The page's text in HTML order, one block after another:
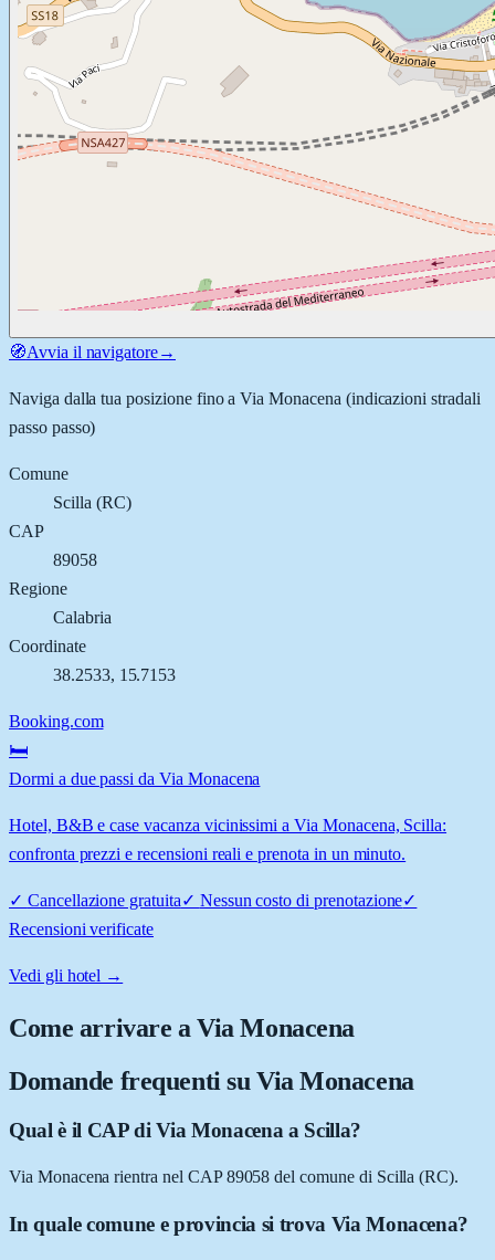
🧭Avvia il navigatore→
Naviga dalla tua posizione fino aVia Monacena (indicazioni stradali
passo passo)
Comune
Scilla (RC)
CAP
89058
Regione
Calabria
Coordinate
38.2533, 15.7153
Booking.com
🛏️
Dormi a due passi da Via Monacena
Hotel, B&B e case vacanza vicinissimi a Via Monacena, Scilla:
confronta prezzi e recensioni reali e prenota in un minuto.
✓ Cancellazione gratuita✓ Nessun costo di prenotazione✓
Recensioni verificate
Vedi gli hotel →
Come arrivare aVia Monacena
Domande frequenti su Via Monacena
Qual è il CAP di Via Monacena a Scilla?
Via Monacena rientra nel CAP 89058 del comune di Scilla (RC).
In quale comune e provincia si trova Via Monacena?